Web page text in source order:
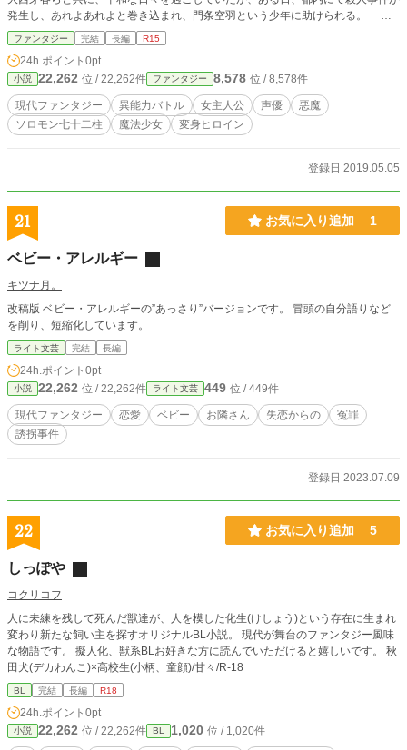
発生し、あれよあれよと巻き込まれ、門条空羽という少年に助けられる。 想
力師を名乗る空羽。その空羽に付き従う悪魔たち。そして始まる、彼らとの同居
生活！ 七海は生き残ることができるのか！？ そして、声優活動を続けること
はできるのか！？ これは、後に世界最強となる声優の、始まりの物語。 ＊
この作品は『空羽七十三 転声の声優』というタイトルで、第一回集英社ライト
ノベル新人賞・二次選考を突破した作品を、加筆修正したものです。
ファンタジー 完結 長編 R15
24h.ポイント 0pt
小説 22,262 位 / 22,262件 ファンタジー 8,578 位 / 8,578件
現代ファンタジー 異能力バトル 女主人公 声優
悪魔
ソロモン七十二柱
魔法少女 変身ヒロイン
登録日 2019.05.05
21 お気に入り追加 1
ベビー・アレルギー
キツナ月。
改稿版 ベビー・アレルギーの”あっさり”バージョンです。 冒頭の自分語りなど
を削り、短縮化しています。
ライト文芸 完結 長編
24h.ポイント 0pt
小説 22,262 位 / 22,262件 ライト文芸 449 位 / 449件
現代ファンタジー 恋愛 ベビー お隣さん 失恋からの
冤罪
誘拐事件
登録日 2023.07.09
22 お気に入り追加 5
しっぽや
コクリコフ
人に未練を残して死んだ獣達が、人を模した化生(けしょう)という存在に生まれ
変わり新たな飼い主を探すオリジナルBL小説。 現代が舞台のファンタジー風味
な物語です。 擬人化、獣系BLお好きな方に読んでいただけると嬉しいです。 秋
田犬(デカわんこ)×高校生(小柄、童顔)/甘々/R-18
BL 完結 長編 R18
24h.ポイント 0pt
小説 22,262 位 / 22,262件 BL 1,020 位 / 1,020件